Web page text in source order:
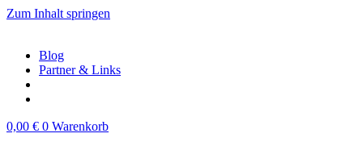
Zum Inhalt springen
Blog
Partner & Links
0,00 € 0 Warenkorb